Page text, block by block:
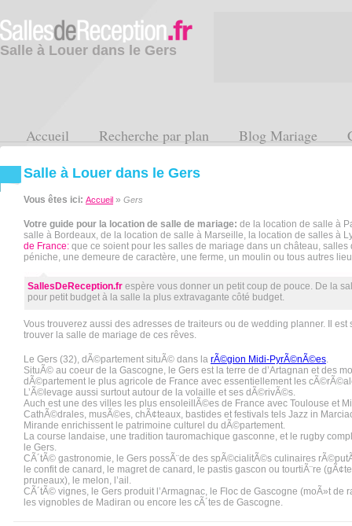
Salle à Louer dans le Gers
Accueil Recherche par plan Blog Mariage
Salle à Louer dans le Gers
Vous êtes ici: Accueil » Gers
Votre guide pour la location de salle de mariage: de la location de salle à
salle à Bordeaux, de la location de salle à Marseille, la location de salles à
de France: que ce soient pour les salles de mariage dans un château, salles
péniche, une demeure de caractère, une ferme, un moulin ou tous autres
SallesDeReception.fr espère vous donner un petit coup de pouce. De la
pour petit budget à la salle la plus extravagante côté budget.
Vous trouverez aussi des adresses de traiteurs ou de wedding planner. Il est
trouver la salle de mariage de ces rêves.
Le Gers (32), dÃ©partement situÃ© dans la rÃ©gion Midi-PyrÃ©nÃ©es.
SituÃ© au coeur de la Gascogne, le Gers est la terre de d’Artagnan et des
dÃ©partement le plus agricole de France avec essentiellement les
L’Ã©levage aussi surtout autour de la volaille et ses dÃ©rivÃ©s.
Auch est une des villes les plus ensoleillÃ©es de France avec Toulouse et
CathÃ©drales, musÃ©es, chÃ¢teaux, bastides et festivals tels Jazz in
Mirande enrichissent le patrimoine culturel du dÃ©partement.
La course landaise, une tradition tauromachique gasconne, et le rugby
le Gers.
CÃ´tÃ© gastronomie, le Gers possÃ¨de des spÃ©cialitÃ©s culinaires
le confit de canard, le magret de canard, le pastis gascon ou tourtiÃ¨re
pruneaux), le melon, l’ail.
CÃ´tÃ© vignes, le Gers produit l’Armagnac, le Floc de Gascogne (moÃ»t de
les vignobles de Madiran ou encore les cÃ´tes de Gascogne.